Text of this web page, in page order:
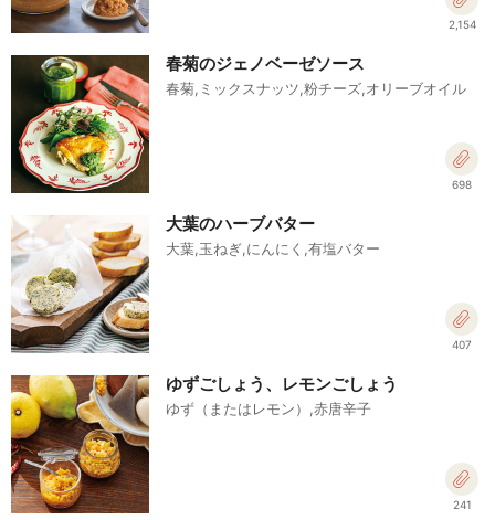
2,154
春菊のジェノベーゼソース
春菊,ミックスナッツ,粉チーズ,オリーブオイル
698
大葉のハーブバター
大葉,玉ねぎ,にんにく,有塩バター
407
ゆずごしょう、レモンごしょう
ゆず（またはレモン）,赤唐辛子
241